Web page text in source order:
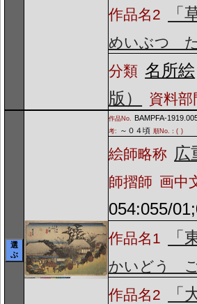
作品名2 「
めいぶつ
分類 名所絵
版） 資料部
選
ぶ
作品No. BAMPFA-
考:
～０４頃 順No.：( )
絵師略称 広
師摺師 画中
054:055/
作品名1
「
かいどう
作品名2
「